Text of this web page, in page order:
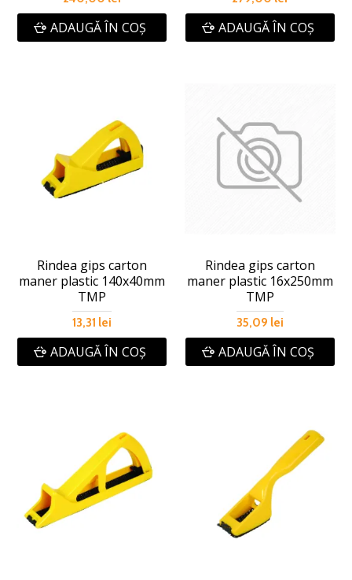
ADAUGĂ ÎN COŞ ADAUGĂ ÎN COŞ
Rindea gips carton
maner plastic 140x40mm
TMP
13,31 lei
ADAUGĂ ÎN COŞ
Rindea gips carton
maner plastic 16x250mm
TMP
35,09 lei
ADAUGĂ ÎN COŞ